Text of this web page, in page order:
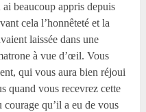
ai beaucoup appris depuis
cela l’honnêteté et la
laissée dans une
à vue d’œil. Vous
qui vous aura bien réjoui
quand vous recevrez cette
courage qu’il a eu de vous